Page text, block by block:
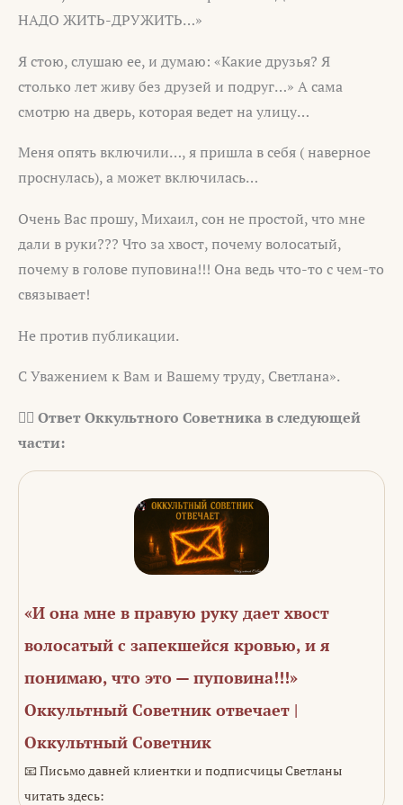
НАДО ЖИТЬ-ДРУЖИТЬ…»
Я стою, слушаю ее, и думаю: «Какие друзья? Я
столько лет живу без друзей и подруг…» А сама
смотрю на дверь, которая ведет на улицу…
Меня опять включили…, я пришла в себя ( наверное
проснулась), а может включилась…
Очень Вас прошу, Михаил, сон не простой, что мне
дали в руки??? Что за хвост, почему волосатый,
почему в голове пуповина!!! Она ведь что-то с чем-то
связывает!
Не против публикации.
С Уважением к Вам и Вашему труду, Светлана».
✍🏻 Ответ Оккультного Советника в следующей
части:
«И она мне в правую руку дает хвост
волосатый с запекшейся кровью, и я
понимаю, что это — пуповина!!!»
Оккультный Советник отвечает |
Оккультный Советник
📧 Письмо давней клиентки и подписчицы Светланы
читать здесь: